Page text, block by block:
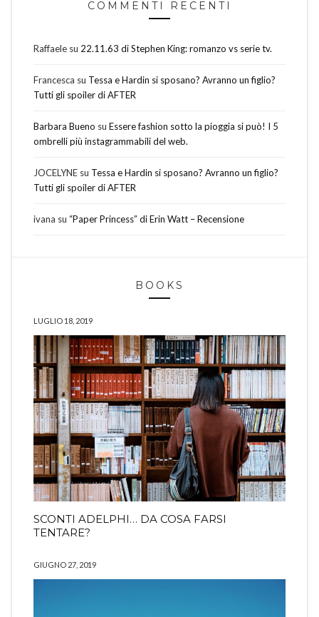
COMMENTI RECENTI
Raffaele su 22.11.63 di Stephen King: romanzo vs serie tv.
Francesca su Tessa e Hardin si sposano? Avranno un figlio?
Tutti gli spoiler di AFTER
Barbara Bueno su Essere fashion sotto la pioggia si può! I 5
ombrelli più instagrammabili del web.
JOCELYNE su Tessa e Hardin si sposano? Avranno un figlio?
Tutti gli spoiler di AFTER
ivana su “Paper Princess” di Erin Watt – Recensione
BOOKS
LUGLIO 18, 2019
SCONTI ADELPHI… DA COSA FARSI
TENTARE?
GIUGNO 27, 2019